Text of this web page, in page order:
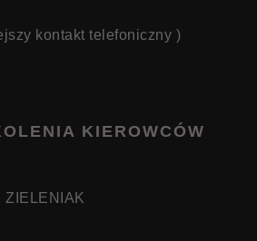
kontakt telefoniczny )
KIEROWCÓW
ZIELENIAK